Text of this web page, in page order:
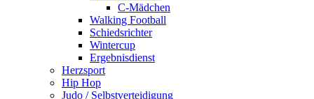
C-Mädchen
Walking Football
Schiedsrichter
Wintercup
Ergebnisdienst
Herzsport
Hip Hop
Judo / Selbstverteidigung